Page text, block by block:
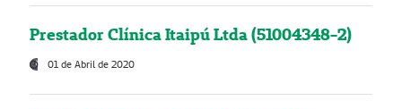
Prestador Clínica Itaipú Ltda (51004348-2)
01 de Abril de 2020